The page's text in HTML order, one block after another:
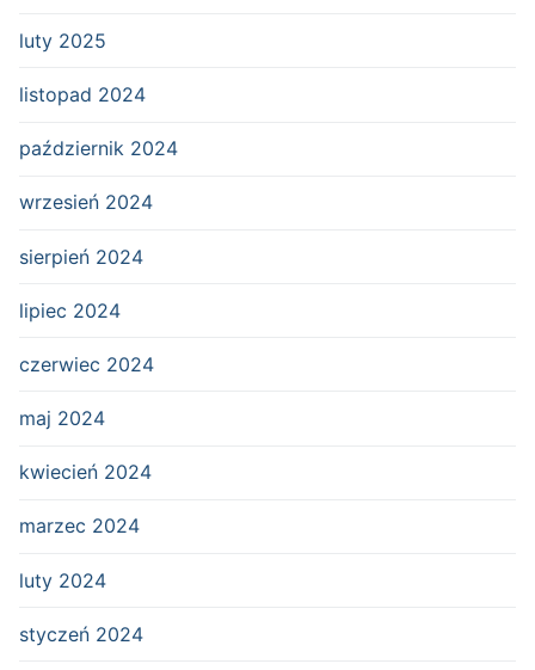
luty 2025
listopad 2024
październik 2024
wrzesień 2024
sierpień 2024
lipiec 2024
czerwiec 2024
maj 2024
kwiecień 2024
marzec 2024
luty 2024
styczeń 2024